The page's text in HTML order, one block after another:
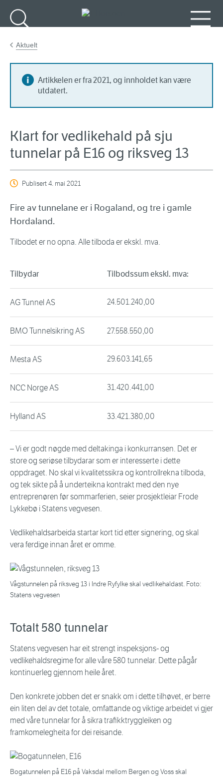
Aktuelt
Artikkelen er fra 2021, og innholdet kan være
utdatert.
Klart for vedlikehald på sju
tunnelar på E16 og riksveg 13
Publisert4. mai 2021
Fire av tunnelane er i Rogaland, og tre i gamle
Hordaland.
Tilbodet er no opna. Alle tilboda er ekskl. mva.
Tilbydar Tilbodssum ekskl. mva:
AG Tunnel AS 24.501.240,00
BMO Tunnelsikring AS 27.558.550,00
Mesta AS 29.603.141,65
NCC Norge AS 31.420.441,00
Hylland AS 33.421.380,00
– Vi er godt nøgde med deltakinga i konkurransen. Det er
store og seriøse tilbydarar som er interesserte i dette
oppdraget. No skal vi kvalitetssikra og kontrollrekna tilboda,
og tek sikte på å underteikna kontrakt med den nye
entreprenøren før sommarferien, seier prosjektleiar Frode
Lykkebø i Statens vegvesen.
Vedlikehaldsarbeida startar kort tid etter signering, og skal
vera ferdige innan året er omme.
Vågstunnelen på riksveg 13 i Indre Ryfylke skal vedlikehaldast. Foto:
Statens vegvesen
Totalt 580 tunnelar
Statens vegvesen har eit strengt inspeksjons- og
vedlikehaldsregime for alle våre 580 tunnelar. Dette pågår
kontinuerleg gjennom heile året.
Den konkrete jobben det er snakk om i dette tilhøvet, er berre
ein liten del av det totale, omfattande og viktige arbeidet vi gjer
med våre tunnelar for å sikra trafikktryggleiken og
framkomelegheita for dei reisande.
Bogatunnelen på E16 på Vaksdal mellom Bergen og Voss skal